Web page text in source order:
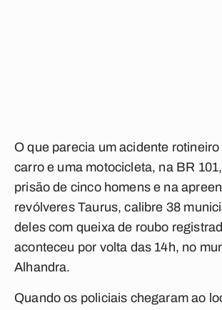
O que parecia um acidente
carro e uma motocicleta, na BR
prisão de cinco homens e na
revólveres Taurus, calibre 38
deles com queixa de roubo
aconteceu por volta das 14h, no
Alhandra.
Quando os policiais chegaram ao